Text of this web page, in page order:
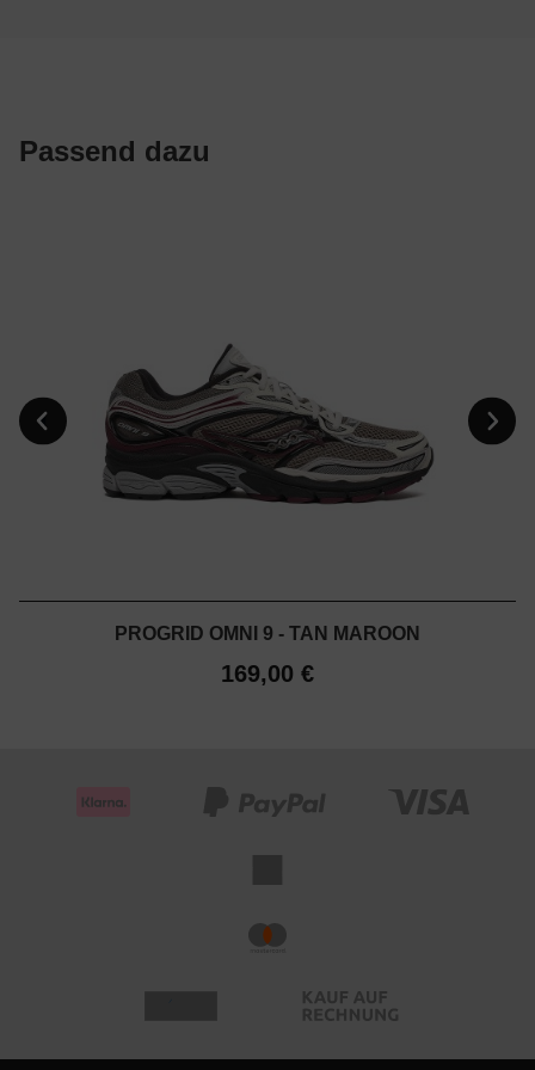
Passend dazu
PROGRID OMNI 9 - TAN MAROON
169,00 €